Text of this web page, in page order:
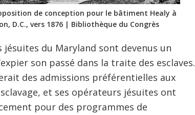
de conception pour le bâtiment Healy à
D.C., vers 1876 | Bibliothèque du Congrès
jésuites du Maryland sont devenus un
son passé dans la traite des esclaves.
des admissions préférentielles aux
et ses opérateurs jésuites ont
pour des programmes de